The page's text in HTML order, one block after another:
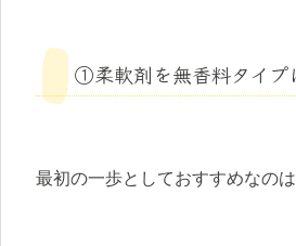
①柔軟剤を無香料タイプ
最初の一歩としておすすめなのは